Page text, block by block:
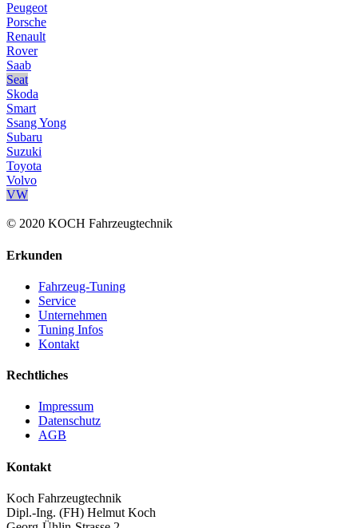
Peugeot
Porsche
Renault
Rover
Saab
Seat
Skoda
Smart
Ssang Yong
Subaru
Suzuki
Toyota
Volvo
VW
© 2020 KOCH Fahrzeugtechnik
Erkunden
Fahrzeug-Tuning
Service
Unternehmen
Tuning Infos
Kontakt
Rechtliches
Impressum
Datenschutz
AGB
Kontakt
Koch Fahrzeugtechnik
Dipl.-Ing. (FH) Helmut Koch